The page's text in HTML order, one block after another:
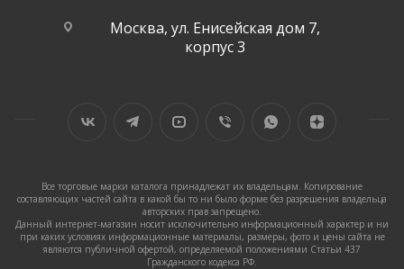
Москва, ул. Енисейская дом 7,
корпус 3
Все торговые марки каталога принадлежат их владельцам. Копирование
составляющих частей сайта в какой бы то ни было форме без разрешения владельца
авторских прав запрещено.
Данный интернет-магазин носит исключительно информационный характер и ни
при каких условиях информационные материалы, размеры, фото и цены сайта не
являются публичной офертой, определяемой положениями Статьи 437
Гражданского кодекса РФ.